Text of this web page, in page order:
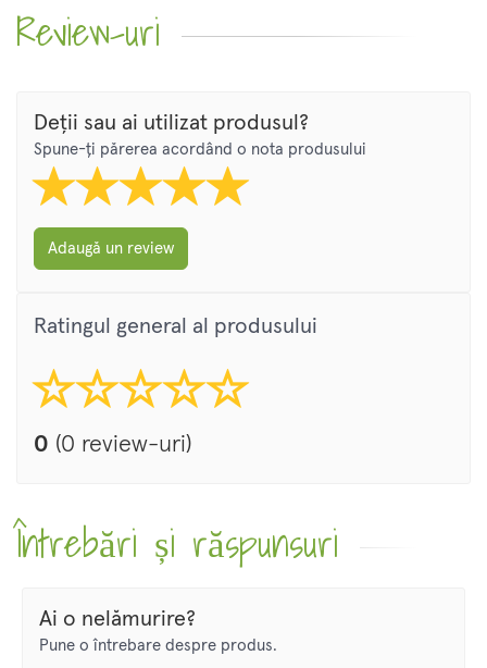
Review-uri
Deții sau ai utilizat produsul?
Spune-ți părerea acordând o nota produsului
Adaugă un review
Ratingul general al produsului
0 (0 review-uri)
Întrebări și răspunsuri
Ai o nelămurire?
Pune o întrebare despre produs.